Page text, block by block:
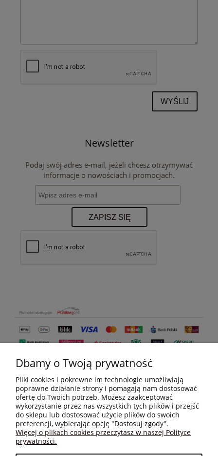
WYŚLIJ
Newsletter
Podaj swój adres e-mail, jeżeli chcesz otrzymywać
informacje o nowościach i promocjach.
ZAPISZ SIĘ
MOJE KONTO
Dbamy o Twoją prywatność
Pliki cookies i pokrewne im technologie umożliwiają
poprawne działanie strony i pomagają nam dostosować
ofertę do Twoich potrzeb. Możesz zaakceptować
wykorzystanie przez nas wszystkich tych plików i przejść
do sklepu lub dostosować użycie plików do swoich
preferencji, wybierając opcję "Dostosuj zgody".
Więcej o plikach cookies przeczytasz w naszej Polityce
prywatności.